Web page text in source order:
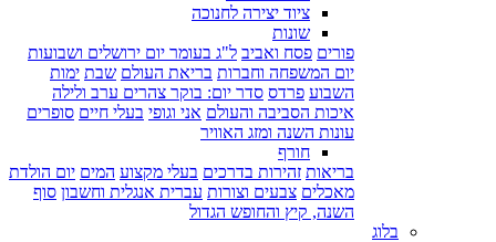
ציוד יצירה לחנוכה
שונות
פורים פסח ואביב ל"ג בעומר יום ירושלים ושבועות
יום המשפחה וחברות בריאת העולם שבת ימות
השבוע פרדס סדר יום: בוקר צהרים ערב ולילה
איכות הסביבה והעולם אני וגופי בעלי חיים סופרים
עונות השנה ומזג האוויר
חורף
בריאות זהירות בדרכים בעלי מקצוע המים יום הולדת
מאכלים צבעים וצורות עברית אנגלית וחשבון סוף
השנה, קיץ והחופש הגדול
בלוג